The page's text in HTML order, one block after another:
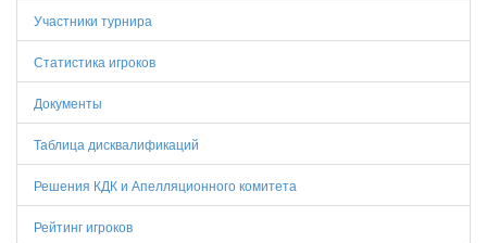
Участники турнира
Статистика игроков
Документы
Таблица дисквалификаций
Решения КДК и Апелляционного комитета
Рейтинг игроков